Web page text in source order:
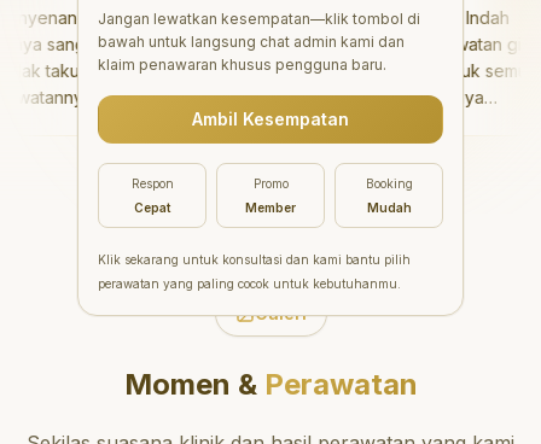
sangat baik
takut sama
tidak
setelahnya.
ke dokter
"Aesthetic Pondok Indah
menawarkan perawatan gigi
yang luar biasa untuk semua
orang. Dokter giginya
profesional, ramah, dan
meluangkan waktu untuk
mengedukasi pasien tentang
kesehatan gigi dan mulut
yang baik. Klinik ini terletak di
daerah yang strategis,
sehingga nyaman untuk
direkomendasikan untuk
dan berkualitas!"
Galeri
Momen &Perawatan
Jangan lewatkan kesempatan—klik tombol di
bawah untuk langsung chat admin kami dan
klaim penawaran khusus pengguna baru.
Ambil Kesempatan
Respon
Cepat
Promo
Member
Booking
Mudah
Klik sekarang untuk konsultasi dan kami bantu pilih
perawatan yang paling cocok untuk kebutuhanmu.